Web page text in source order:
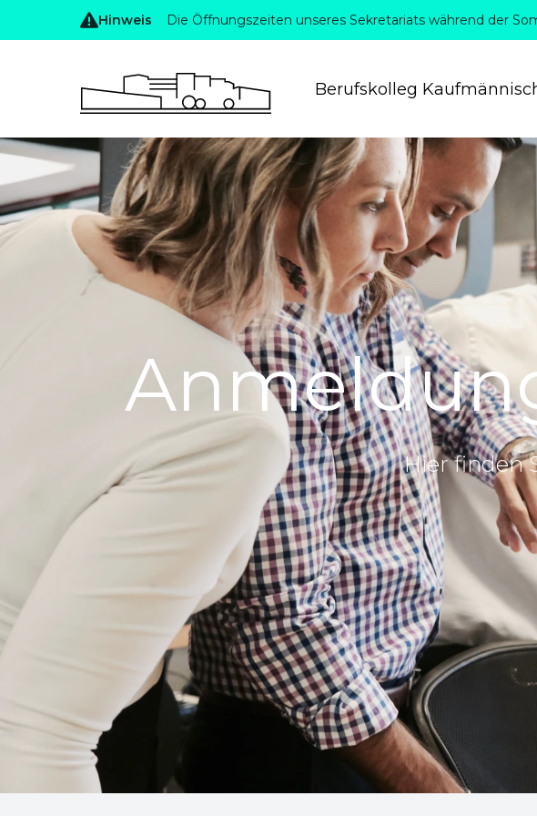
Hinweis Die Öffnungszeiten unseres Sekretariats während der
Berufskolleg
Hier finden